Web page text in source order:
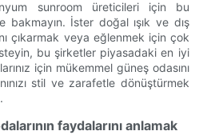
sunroom üreticileri için bu
İster doğal ışık ve dış
çıkarmak veya eğlenmek için çok
bu şirketler piyasadaki en iyi
için mükemmel güneş odasını
stil ve zarafetle dönüştürmek
faydalarını anlamak